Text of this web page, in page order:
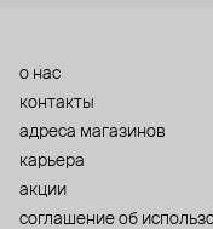
о нас
контакты
адреса магазинов
карьера
акции
cоглашение об